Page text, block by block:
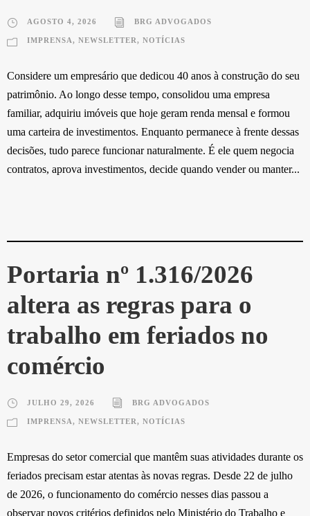
AGOSTO 4, 2026 BRG ADVOGADOS
IMPRENSA, NEWSLETTER, NOTÍCIAS
Considere um empresário que dedicou 40 anos à construção do seu
patrimônio. Ao longo desse tempo, consolidou uma empresa
familiar, adquiriu imóveis que hoje geram renda mensal e formou
uma carteira de investimentos. Enquanto permanece à frente dessas
decisões, tudo parece funcionar naturalmente. É ele quem negocia
contratos, aprova investimentos, decide quando vender ou manter...
Portaria nº 1.316/2026
altera as regras para o
trabalho em feriados no
comércio
JULHO 29, 2026 BRG ADVOGADOS
IMPRENSA, NEWSLETTER, NOTÍCIAS
Empresas do setor comercial que mantêm suas atividades durante os
feriados precisam estar atentas às novas regras. Desde 22 de julho
de 2026, o funcionamento do comércio nesses dias passou a
observar novos critérios definidos pelo Ministério do Trabalho e